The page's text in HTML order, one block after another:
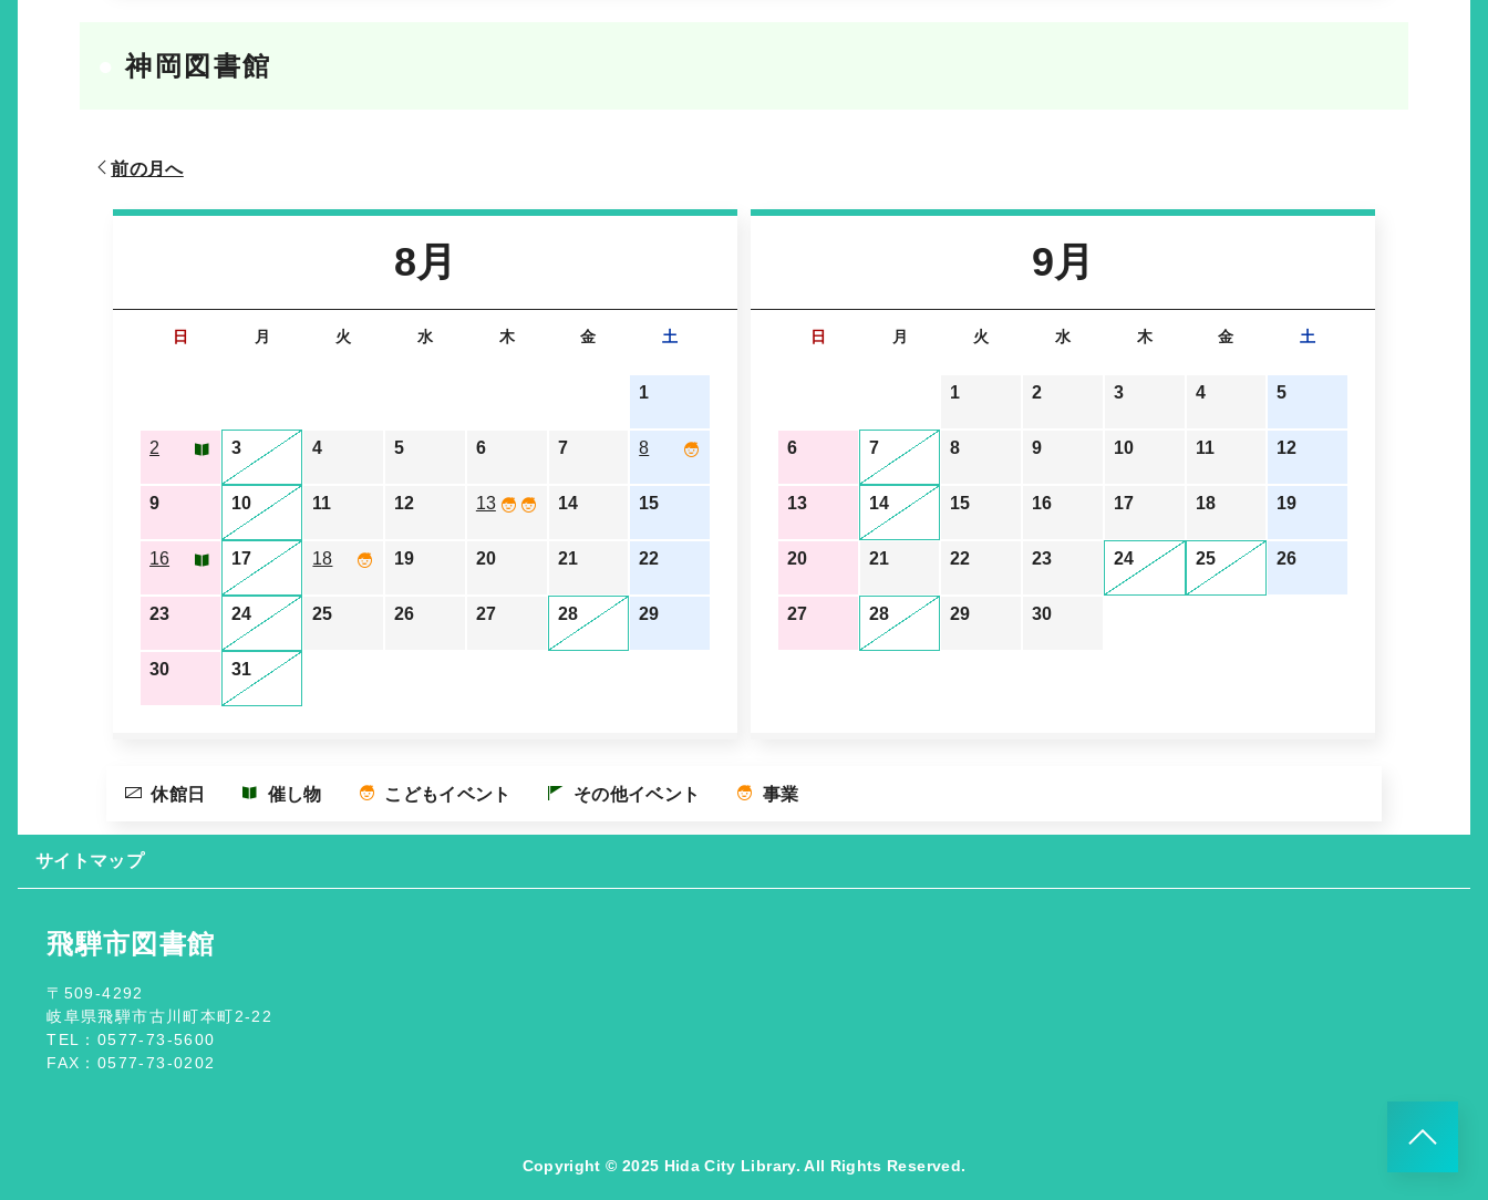
神岡図書館
前の月へ
8月
日 月 火 水 木 金 土
1
2 3 4 5 6 7 8
9 10 11 12 13 14 15
16 17 18 19 20 21 22
23 24 25 26 27 28 29
30 31
9月
日 月 火 水 木 金 土
1 2 3 4 5
6 7 8 9 10 11 12
13 14 15 16 17 18 19
20 21 22 23 24 25 26
27 28 29 30
休館日 催し物 こどもイベント その他イベント 事業
サイトマップ
飛騨市図書館
〒509-4292
岐阜県飛騨市古川町本町2-22
TEL：0577-73-5600
FAX：0577-73-0202
Copyright © 2025 Hida City Library. All Rights Reserved.